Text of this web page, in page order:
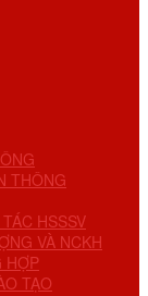
THÔNG
HSSSV
VÀ NCKH
HỢP
TẠO